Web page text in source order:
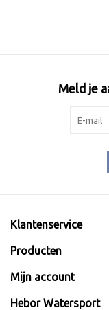
Meld je
Klantenservice
Producten
Mijn account
Hebor Watersport